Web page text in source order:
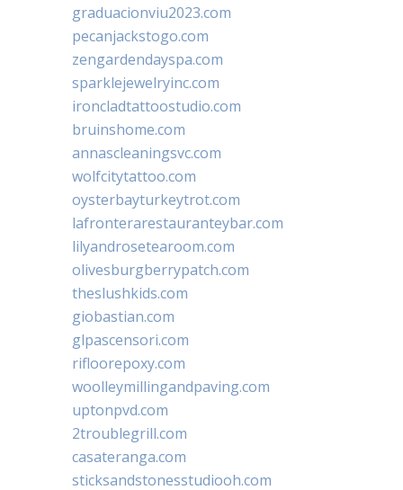
graduacionviu2023.com
pecanjackstogo.com
zengardendayspa.com
sparklejewelryinc.com
ironcladtattoostudio.com
bruinshome.com
annascleaningsvc.com
wolfcitytattoo.com
oysterbayturkeytrot.com
lafronterarestauranteybar.com
lilyandrosetearoom.com
olivesburgberrypatch.com
theslushkids.com
giobastian.com
glpascensori.com
rifloorepoxy.com
woolleymillingandpaving.com
uptonpvd.com
2troublegrill.com
casateranga.com
sticksandstonesstudiooh.com